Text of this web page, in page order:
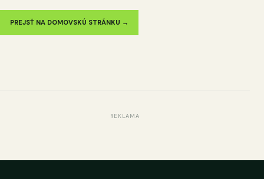
PREJSŤ NA DOMOVSKÚ STRÁNKU →
REKLAMA